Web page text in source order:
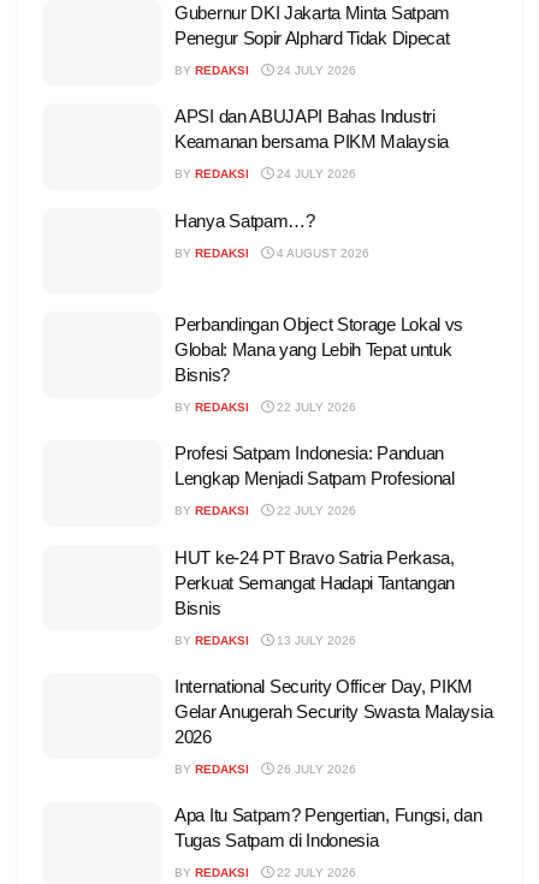
Gubernur DKI Jakarta Minta Satpam
Penegur Sopir Alphard Tidak Dipecat
BY REDAKSI 24 JULY 2026
APSI dan ABUJAPI Bahas Industri
Keamanan bersama PIKM Malaysia
BY REDAKSI 24 JULY 2026
Hanya Satpam…?
BY REDAKSI 4 AUGUST 2026
Perbandingan Object Storage Lokal vs
Global: Mana yang Lebih Tepat untuk
Bisnis?
BY REDAKSI 22 JULY 2026
Profesi Satpam Indonesia: Panduan
Lengkap Menjadi Satpam Profesional
BY REDAKSI 22 JULY 2026
HUT ke-24 PT Bravo Satria Perkasa,
Perkuat Semangat Hadapi Tantangan
Bisnis
BY REDAKSI 13 JULY 2026
International Security Officer Day, PIKM
Gelar Anugerah Security Swasta Malaysia
2026
BY REDAKSI 26 JULY 2026
Apa Itu Satpam? Pengertian, Fungsi, dan
Tugas Satpam di Indonesia
BY REDAKSI 22 JULY 2026